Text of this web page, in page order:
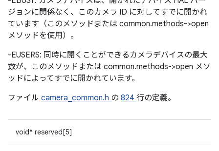
ジョンに関係なく、このカメラ ID に対してすでに開かれ
ています（このメソッドまたは common.methods->open
メソッドを使用）。
-EUSERS: 同時に開くことができるカメラデバイスの最大
数が、このメソッドまたは common.methods->open メソ
ッドによってすでに開かれています。
ファイル camera_common.h の 824 行の定義。
void* reserved[5]